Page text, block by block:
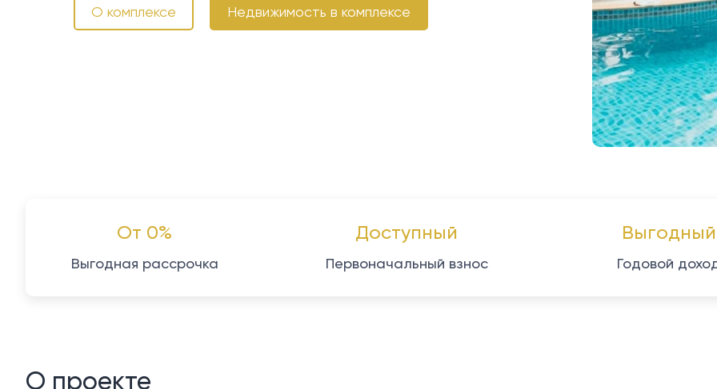
О комплексе Недвижимость в комплексе
От 0%
Выгодная рассрочка
Доступный
Первоначальный взнос
Выгодный
Годовой
О проекте